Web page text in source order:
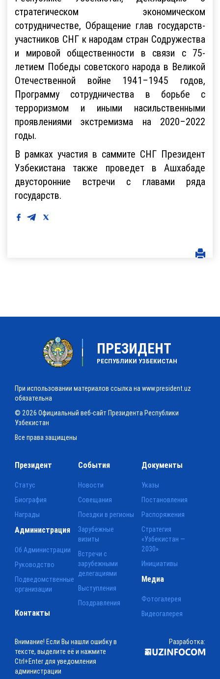
стратегическом экономическом
сотрудничестве, Обращение глав государств-
участников СНГ к народам стран Содружества
и мировой общественности в связи с 75-
летием Победы советского народа в Великой
Отечественной войне 1941–1945 годов,
Программу сотрудничества в борьбе с
терроризмом и иными насильственными
проявлениями экстремизма на 2020–2022
годы.
В рамках участия в саммите СНГ Президент
Узбекистана также проведет в Ашхабаде
двусторонние встречи с главами ряда
государств.
ПРЕЗИДЕНТ
РЕСПУБЛИКИ УЗБЕКИСТАН
При использовании материалов ссылка на www.president.uz
обязательна
© 2026 Официальный веб-сайт Президента Республики
Узбекистан
Все права защищены
Президент
Статус
Биография
Награды
События
Новости
Совещания
Поездки в регионы
Зарубежные
визиты
Встречи с
зарубежными
делегациями
Выступления
Поздравления
Документы
Указы
Постановления
Распоряжения
Стратегия
«Узбекистан —
2030»
Инициативы
Администрация
Об Администрации
Руководство
Подведомственные
организации
Медиа
Фотогалерея
Видеогалерея
Контакты
Внимание! Если Вы нашли ошибку в
тексте, выделите её и нажмите
Ctrl+Enter для уведомления
администрации
Разработка: